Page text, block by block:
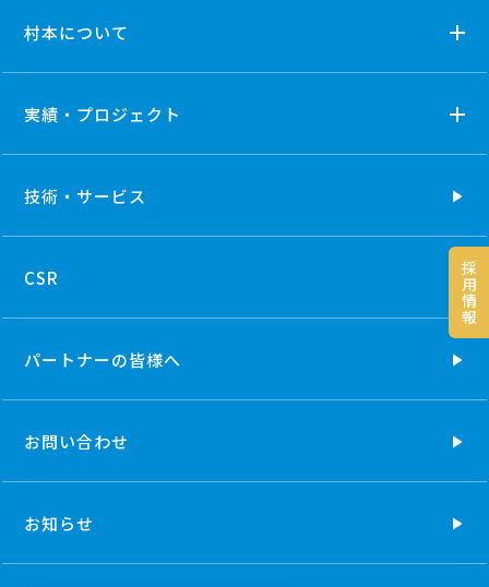
採
用
情
報
村本について
実績・プロジェクト
技術・ サービス
CSR
パートナーの皆様へ
お問い合わせ
お知らせ